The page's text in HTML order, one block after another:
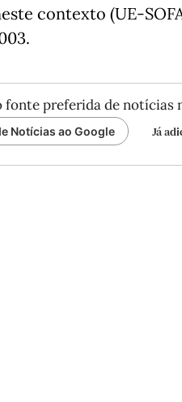
contexto (UE-
preferida de notícias
Notícias ao Google Já